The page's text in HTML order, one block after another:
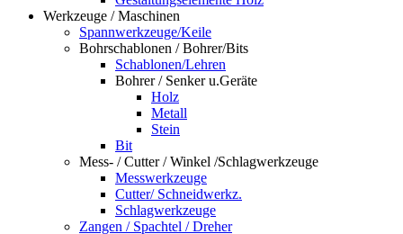
Werkzeuge / Maschinen
Spannwerkzeuge/Keile
Bohrschablonen / Bohrer/Bits
Schablonen/Lehren
Bohrer / Senker u.Geräte
Holz
Metall
Stein
Bit
Mess- / Cutter / Winkel /Schlagwerkzeuge
Messwerkzeuge
Cutter/ Schneidwerkz.
Schlagwerkzeuge
Zangen / Spachtel / Dreher